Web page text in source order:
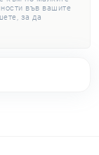
във вашите
за да